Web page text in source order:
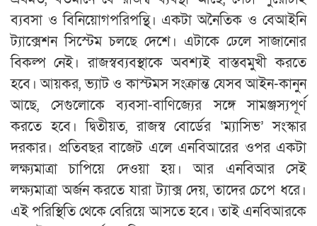
ব্যবসা ও বিনিয়োগপরিপন্থি। একটা অনৈতিক ও বেআইনি
ট্যাক্সেশন সিস্টেম চলছে দেশে। এটাকে ঢেলে সাজানোর
বিকল্প নেই। রাজস্বব্যবস্থাকে অবশ্যই বাস্তবমুখী করতে
হবে। আয়কর, ভ্যাট ও কাস্টমস সংক্রান্ত যেসব আইন-কানুন
আছে, সেগুলোকে ব্যবসা-বাণিজ্যের সঙ্গে সামঞ্জস্যপূর্ণ
করতে হবে। দ্বিতীয়ত, রাজস্ব বোর্ডের ‘ম্যাসিভ’ সংস্কার
দরকার। প্রতিবছর বাজেট এলে এনবিআরের ওপর একটা
লক্ষ্যমাত্রা চাপিয়ে দেওয়া হয়। আর এনবিআর সেই
লক্ষ্যমাত্রা অর্জন করতে যারা ট্যাক্স দেয়, তাদের চেপে ধরে।
এই পরিস্থিতি থেকে বেরিয়ে আসতে হবে। তাই এনবিআরকে